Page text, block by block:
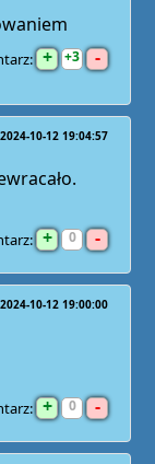
+ 3 -
2024-10-12 19:04:57
+ 0 -
2024-10-12 19:00:00
+ 0 -